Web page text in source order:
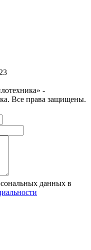
-
Все права защищены.
данных в